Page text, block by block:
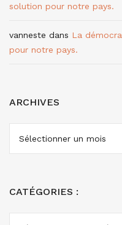
solution pour notre pays.
vanneste dans La
pour notre pays.
ARCHIVES
ARCHIVES
CATÉGORIES :
CATÉGORIES